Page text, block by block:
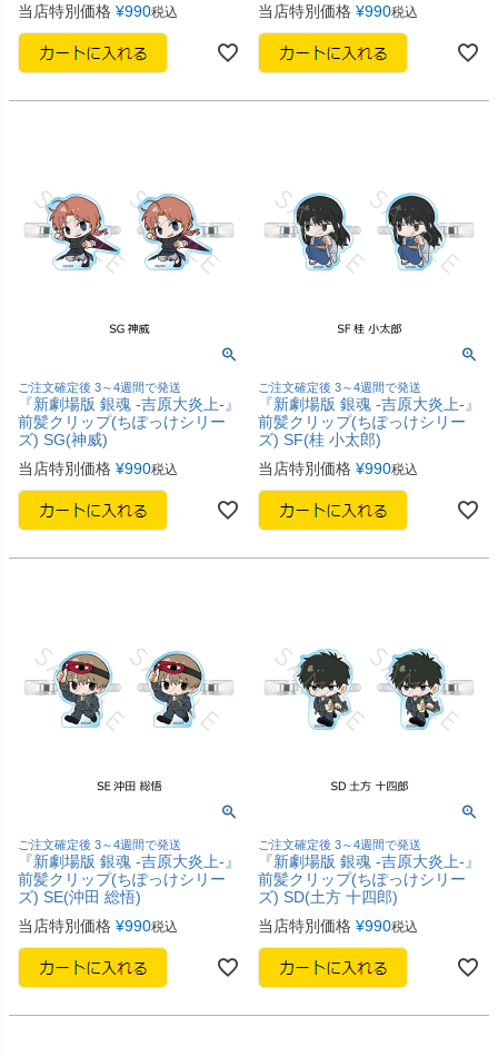
当店特別価格 ¥990税込
当店特別価格 ¥990税込
ご注文確定後 3～4週間で発送
『新劇場版 銀魂 -吉原大炎上-』
前髪クリップ(ちぽっけシリー
ズ) SG(神威)
当店特別価格 ¥990税込
ご注文確定後 3～4週間で発送
『新劇場版 銀魂 -吉原大炎上-』
前髪クリップ(ちぽっけシリー
ズ) SF(桂 小太郎)
当店特別価格 ¥990税込
ご注文確定後 3～4週間で発送
『新劇場版 銀魂 -吉原大炎上-』
前髪クリップ(ちぽっけシリー
ズ) SE(沖田 総悟)
当店特別価格 ¥990税込
ご注文確定後 3～4週間で発送
『新劇場版 銀魂 -吉原大炎上-』
前髪クリップ(ちぽっけシリー
ズ) SD(土方 十四郎)
当店特別価格 ¥990税込